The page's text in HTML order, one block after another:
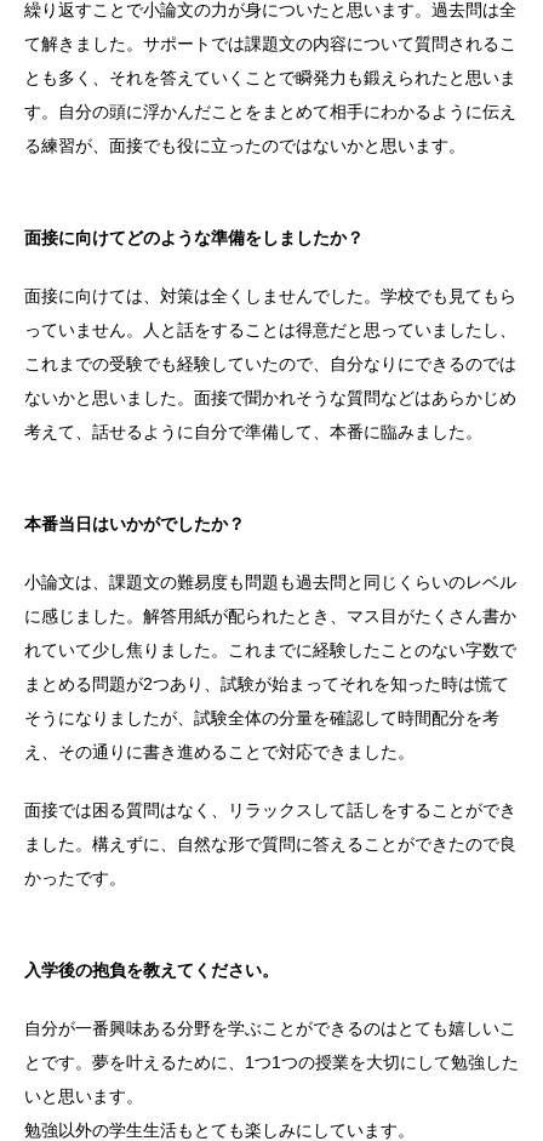
繰り返すことで小論文の力が身についたと思います。過去問は全
て解きました。サポートでは課題文の内容について質問されるこ
とも多く、それを答えていくことで瞬発力も鍛えられたと思いま
す。自分の頭に浮かんだことをまとめて相手にわかるように伝え
る練習が、面接でも役に立ったのではないかと思います。
面接に向けてどのような準備をしましたか？
面接に向けては、対策は全くしませんでした。学校でも見てもら
っていません。人と話をすることは得意だと思っていましたし、
これまでの受験でも経験していたので、自分なりにできるのでは
ないかと思いました。面接で聞かれそうな質問などはあらかじめ
考えて、話せるように自分で準備して、本番に臨みました。
本番当日はいかがでしたか？
小論文は、課題文の難易度も問題も過去問と同じくらいのレベル
に感じました。解答用紙が配られたとき、マス目がたくさん書か
れていて少し焦りました。これまでに経験したことのない字数で
まとめる問題が2つあり、試験が始まってそれを知った時は慌て
そうになりましたが、試験全体の分量を確認して時間配分を考
え、その通りに書き進めることで対応できました。
面接では困る質問はなく、リラックスして話しをすることができ
ました。構えずに、自然な形で質問に答えることができたので良
かったです。
入学後の抱負を教えてください。
自分が一番興味ある分野を学ぶことができるのはとても嬉しいこ
とです。夢を叶えるために、1つ1つの授業を大切にして勉強した
いと思います。
勉強以外の学生生活もとても楽しみにしています。